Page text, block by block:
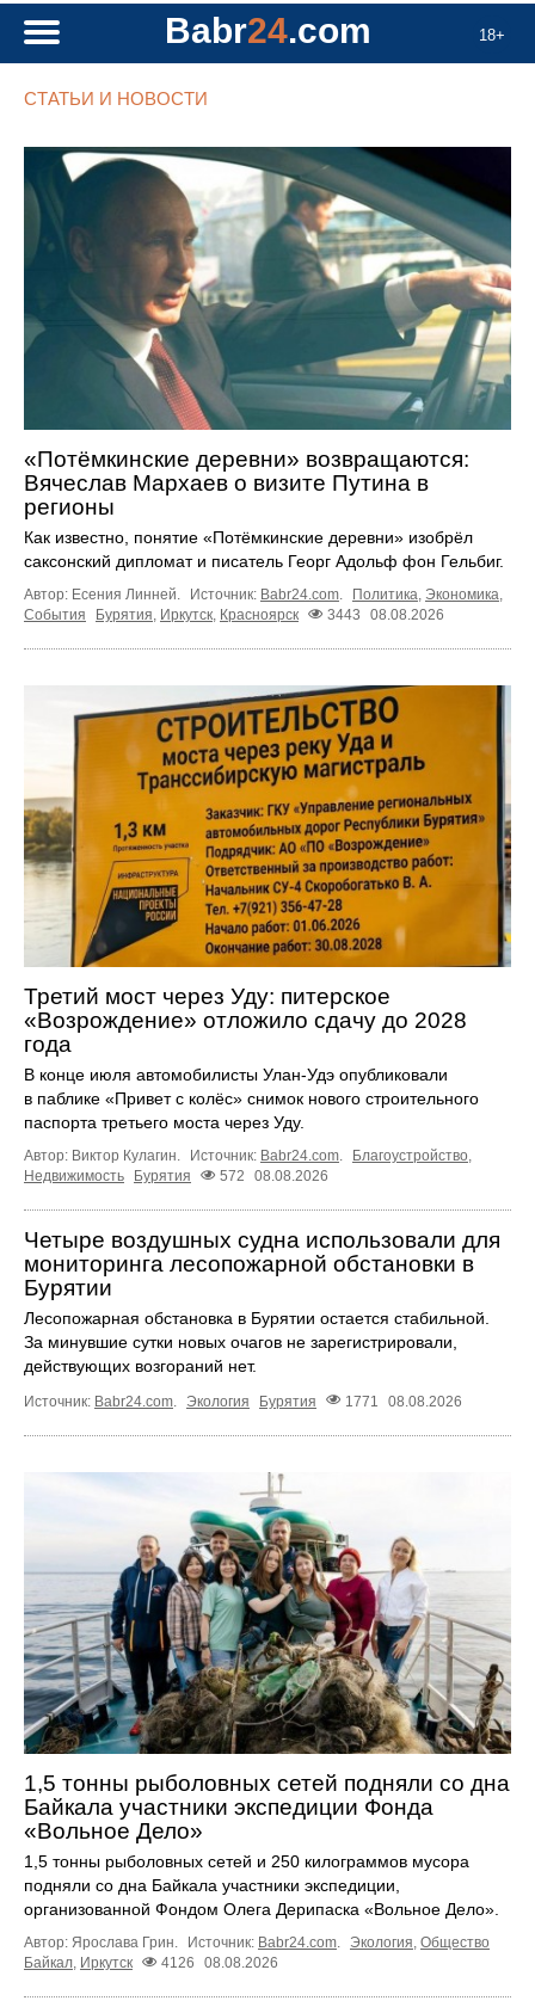
18+
Babr24.com
СТАТЬИ И НОВОСТИ
«Потёмкинские деревни» возвращаются:
Вячеслав Мархаев о визите Путина в
регионы
Как известно, понятие «Потёмкинские деревни» изобрёл
саксонский дипломат и писатель Георг Адольф фон Гельбиг.
Автор: Есения Линней. Источник: Babr24.com Политика Экономика
События
Бурятия Иркутск Красноярск 3443 08.08.2026
Третий мост через Уду: питерское
«Возрождение» отложило сдачу до 2028
года
В конце июля автомобилисты Улан-Удэ опубликовали
в паблике «Привет с колёс» снимок нового строительного
паспорта третьего моста через Уду.
Автор: Виктор Кулагин. Источник: Babr24.com. Благоустройство,
Недвижимость
Бурятия 572 08.08.2026
Четыре воздушных судна использовали для
мониторинга лесопожарной обстановки в
Бурятии
Лесопожарная обстановка в Бурятии остается стабильной.
За минувшие сутки новых очагов не зарегистрировали,
действующих возгораний нет.
Источник: Babr24.com Экология Бурятия 1771 08.08.2026
1,5 тонны рыболовных сетей подняли со дна
Байкала участники экспедиции Фонда
«Вольное Дело»
1,5 тонны рыболовных сетей и 250 килограммов мусора
подняли со дна Байкала участники экспедиции,
организованной Фондом Олега Дерипаска «Вольное Дело».
Автор: Ярослава Грин. Источник: Babr24.com. Экология, Общество
Байкал, Иркутск 4126 08.08.2026